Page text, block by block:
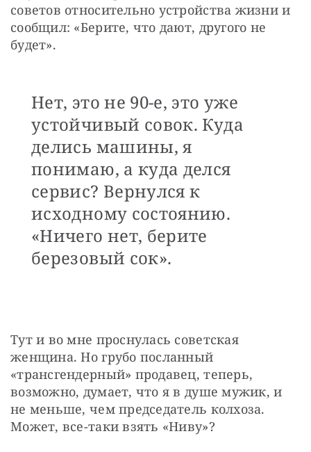
советов относительно устройства жизни и
сообщил: «Берите, что дают, другого не
будет».
Нет, это не 90-е, это уже
устойчивый совок. Куда
делись машины, я
понимаю, а куда делся
сервис? Вернулся к
исходному состоянию.
«Ничего нет, берите
березовый сок».
Тут и во мне проснулась советская
женщина. Но грубо посланный
«трансгендерный» продавец, теперь,
возможно, думает, что я в душе мужик, и
не меньше, чем председатель колхоза.
Может, все-таки взять «Ниву»?